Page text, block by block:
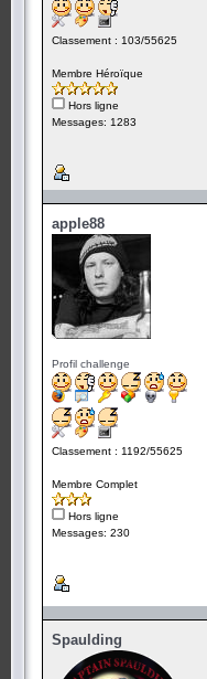
Classement : 103/55625
Membre Héroïque
Hors ligne
Messages: 1283
apple88
Profil challenge
Classement : 1192/55625
Membre Complet
Hors ligne
Messages: 230
Spaulding